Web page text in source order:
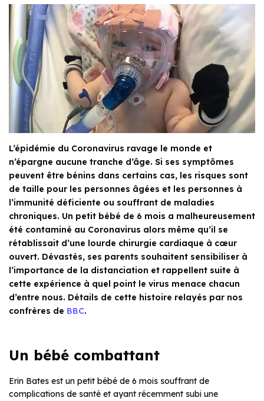
L’épidémie du Coronavirus ravage le monde et
n’épargne aucune tranche d’âge. Si ses symptômes
peuvent être bénins dans certains cas, les risques sont
de taille pour les personnes âgées et les personnes à
l’immunité déficiente ou souffrant de maladies
chroniques. Un petit bébé de 6 mois a malheureusement
été contaminé au Coronavirus alors même qu’il se
rétablissait d’une lourde chirurgie cardiaque à cœur
ouvert. Dévastés, ses parents souhaitent sensibiliser à
l’importance de la distanciation et rappellent suite à
cette expérience à quel point le virus menace chacun
d’entre nous. Détails de cette histoire relayés par nos
confrères de BBC.
Un bébé combattant
Erin Bates est un petit bébé de 6 mois souffrant de
complications de santé et ayant récemment subi une